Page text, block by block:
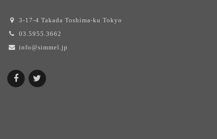
3-17-4 Takada Toshima-ku Tokyo
03.5955.3662
info@simmel.jp